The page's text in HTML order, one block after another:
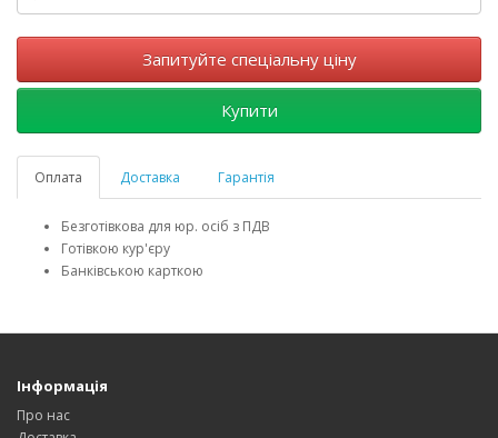
Запитуйте спеціальну ціну
Купити
Оплата Доставка Гарантія
Безготівкова для юр. осіб з ПДВ
Готівкою кур'єру
Банківською карткою
Інформація
Про нас